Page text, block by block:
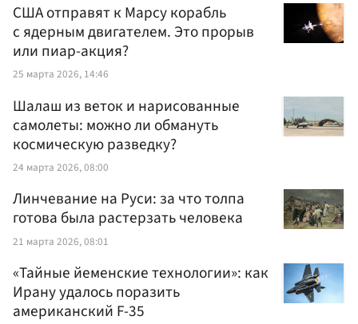
США отправят к Марсу корабль
с ядерным двигателем. Это прорыв
или пиар-акция?
25 марта 2026, 14:46
Шалаш из веток и нарисованные
самолеты: можно ли обмануть
космическую разведку?
24 марта 2026, 08:00
Линчевание на Руси: за что толпа
готова была растерзать человека
21 марта 2026, 08:01
«Тайные йеменские технологии»: как
Ирану удалось поразить
американский F-35